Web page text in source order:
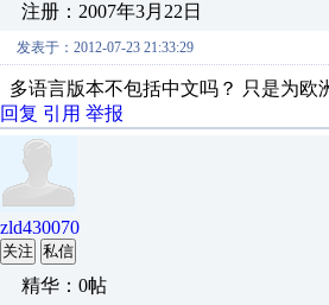
注册：2007年3月22日
发表于：2012-07-23 21:33:29
多语言版本不包括中文吗？ 只是为
回复 引用 举报
zld430070
关注 私信
精华：0帖